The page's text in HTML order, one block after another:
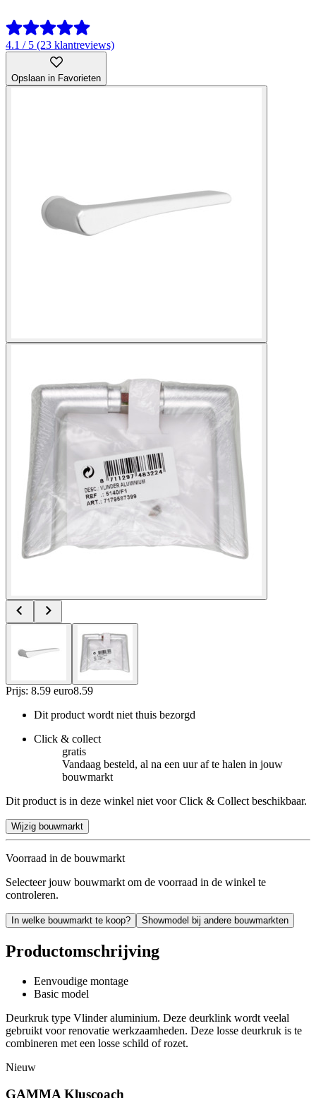
4.1 / 5 (23 klantreviews)
Opslaan in Favorieten
Prijs: 8.59 euro8.59
Dit product wordt niet thuis bezorgd
Click & collect
gratis
Vandaag besteld, al na een uur af te halen in jouw
bouwmarkt
Dit product is in deze winkel niet voor Click & Collect beschikbaar.
Wijzig bouwmarkt
Voorraad in de bouwmarkt
Selecteer jouw bouwmarkt om de voorraad in de winkel te
controleren.
In welke bouwmarkt te koop? Showmodel bij andere bouwmarkten
Productomschrijving
Eenvoudige montage
Basic model
Deurkruk type Vlinder aluminium. Deze deurklink wordt veelal
gebruikt voor renovatie werkzaamheden. Deze losse deurkruk is te
combineren met een losse schild of rozet.
Nieuw
GAMMA Kluscoach